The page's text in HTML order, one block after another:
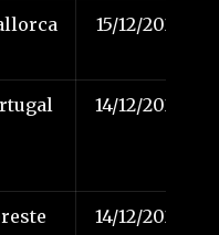
15/12/2024
14/12/2024
14/12/2024